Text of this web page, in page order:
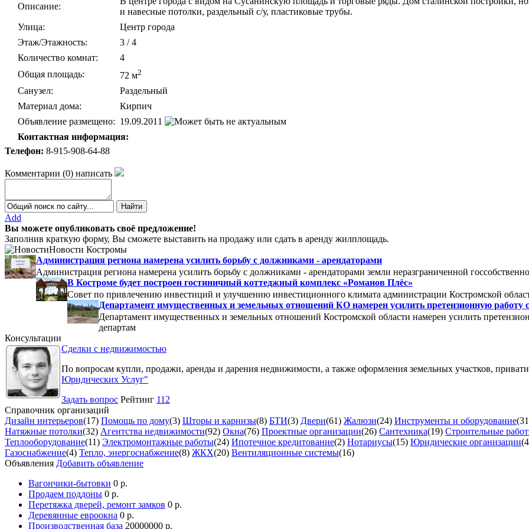
Описание:
и навесные потолки, раздельный с/у, пластиковые трубы.
Улица:
Центр города
Этаж/Этажность:
3 / 4
Количество комнат:
4
Общая площадь:
72 м2
Санузел:
Раздельный
Материал дома:
Кирпич
Объявление размещено: 19.09.2011
Контактная информация:
Телефон: 8-915-908-64-88
Комментарии (0) написать
Add
Вы можете опубликовать своё предложение!
Заполнив краткую форму, Вы сможете выставить на продажу или сдать в аренду жилплощадь.
Новости Костромы
Администрация региона намерена усилить борьбу с должниками - арендаторами
Администрация региона намерена усилить борьбу с должниками - арендаторами земли неразграниченной
В Костроме будет построен гостиничный коттеджный комплекс «Романов Плёс»
Совет по привлечению инвестиций и улучшению инвестиционного климата администрации Костромской
Департамент имущественных и земельных отношений КО намерен усилить претензионную работу
Департамент имущественных и земельных отношений Костромской области намерен усилить
департам
Консультации
Сделки с недвижимостью
По вопросам купли, продажи, аренды и дарения недвижимости, а также оформления земельных участков,
Юридических Услуг"
Задать вопрос Рейтинг 112
Справочник организаций
Дизайн интерьеров(17) Помощь по дому(3) Шторы и карнизы(8) БТИ(3) Двери(61) Жалюзи(24) Инструменты и оборудование
Натяжные потолки(32) Агентства недвижимости(92) Окна(76) Проектные организации(26) Сантехника(19) Строительные
Теплооборудование(11) Электромонтажные работы(24) Ипотечное кредитование(2) Нотариусы(15) Юридические организации
Газоснабжение(4) Тепло, энергоснабжение(8) ЖКХ(20) Вентиляционные системы(16)
Объявления Добавить объявление
Вагончики-бытовки 0 р.
Продаем поддоны 0 р.
Перетяжка дверей, ремонт замков 0 р.
Деревянные евроокна 0 р.
Производственная база 20000000 р.